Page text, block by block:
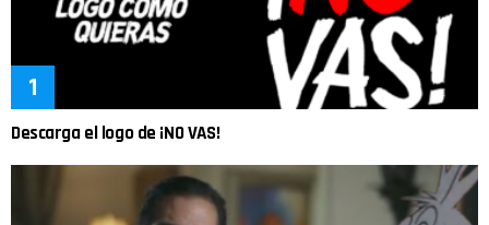
Descarga el logo de ¡NO VAS!